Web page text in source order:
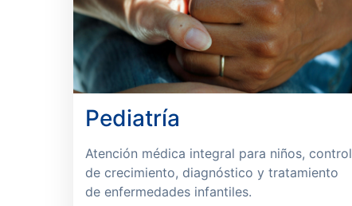
Pediatría
Atención médica integral para niños, control
de crecimiento, diagnóstico y tratamiento
de enfermedades infantiles.